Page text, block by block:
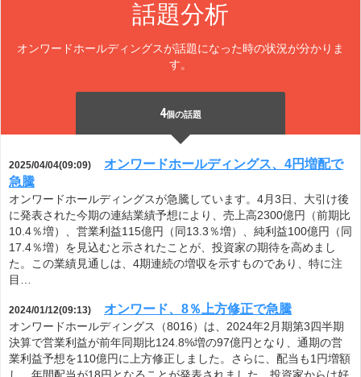
話題分析
オンワードホールディングスが話題になった時の状況が分かりま
す。
4個の話題
2025/04/04(09:09)
オンワードホールディングス、4円増配で
急騰
オンワードホールディングスが急騰しています。4月3日、大引け後
に発表された今期の連結業績予想により、売上高2300億円（前期比
10.4％増）、営業利益115億円（同13.3％増）、純利益100億円（同
17.4％増）を見込むと示されたことが、投資家の期待を高めまし
た。この業績見通しは、4期連続の増収を示すものであり、特に注
目…
2024/01/12(09:13) オンワード、8％上方修正で急騰
オンワードホールディングス（8016）は、2024年2月期第3四半期
決算で営業利益が前年同期比124.8%増の97億円となり、通期の営
業利益予想を110億円に上方修正しました。さらに、配当も1円増額